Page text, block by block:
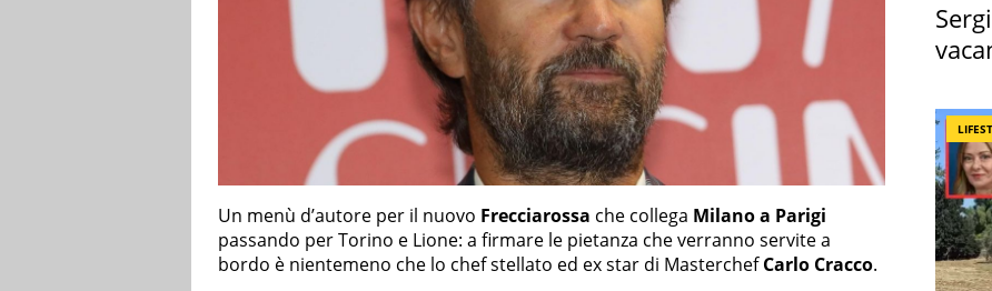
Un menù d’autore per il nuovo Frecciarossa che collega Milano a Parigi
passando per Torino e Lione: a firmare le pietanza che verranno servite a
bordo è nientemeno che lo chef stellato ed ex star di MasterchefCarlo Cracco.